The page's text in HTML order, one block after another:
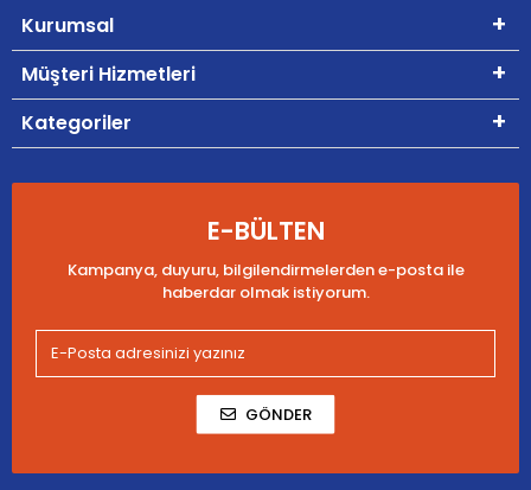
Kurumsal
Müşteri Hizmetleri
Kategoriler
E-BÜLTEN
Kampanya, duyuru, bilgilendirmelerden e-posta ile
haberdar olmak istiyorum.
GÖNDER